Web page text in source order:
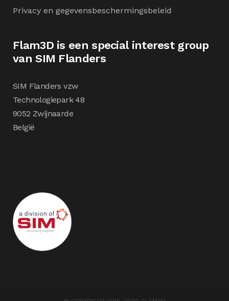
Privacy en gegevensbeschermingsbeleid
Flam3D is een special interest group
van SIM Flanders
SIM Flanders vzw
Technologiepark 48
9052 Zwijnaarde
België